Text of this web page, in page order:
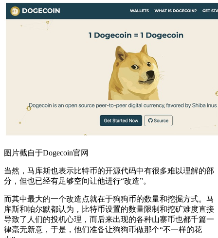
图片截自于Dogecoin官网
当然，马库斯也表示比特币的开源代码中有很多难以理解的部
分，但也已经有足够空间让他进行“改造”。
而其中最大的一个改造点就在于狗狗币的数量和挖掘方式。马
库斯和帕尔默都认为，比特币设置的数量限制和挖矿难度直接
导致了人们的投机心理，而后来出现的各种山寨币也都千篇一
律毫无新意，于是，他们准备让狗狗币做那个“不一样的花